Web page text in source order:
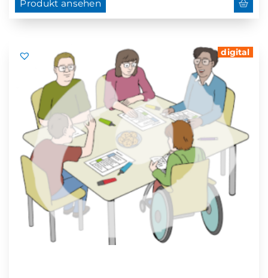
Produkt ansehen
digital